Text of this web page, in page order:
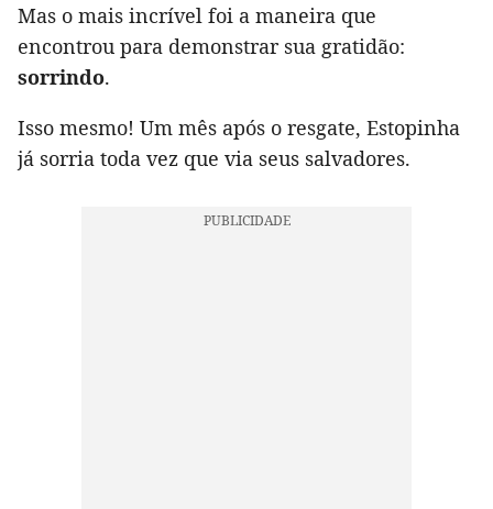
Mas o mais incrível foi a maneira que
encontrou para demonstrar sua gratidão:
sorrindo.
Isso mesmo! Um mês após o resgate, Estopinha
já sorria toda vez que via seus salvadores.